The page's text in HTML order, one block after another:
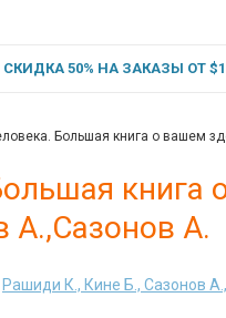
50% НА ЗАКАЗЫ ОТ
Большая книга о вашем
книга
А.,Сазонов А.
Рашиди К., Кине Б., Сазонов